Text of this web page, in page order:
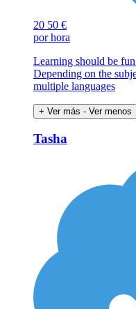
20 50 €
por hora
Learning should be
Depending on the
multiple languages
+ Ver más - Ver menos
Tasha